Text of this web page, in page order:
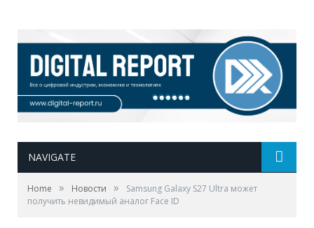
NAVIGATE
Home » Новости »
Samsung Galaxy S27 Ultra может
получить невидимый аналог Face ID